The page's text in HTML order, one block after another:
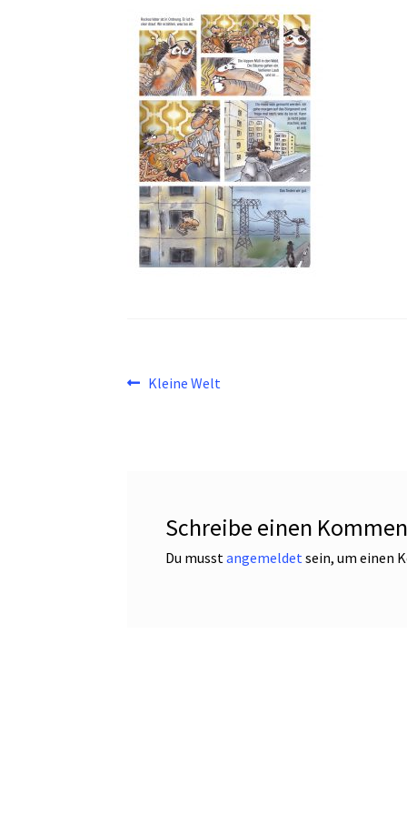
Beitragsnavigation
Vorheriger
Kleine Welt
Schreibe einen
Du musst angemeldet sein, um einen